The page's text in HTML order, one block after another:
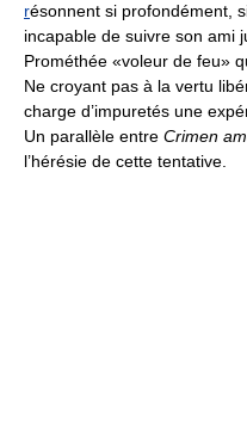
résonnent si profondément,
incapable de suivre son ami
Prométhée «voleur de feu»
Ne croyant pas à la vertu
charge d’impuretés une
Un parallèle entre Crimen
l’hérésie de cette tentative.